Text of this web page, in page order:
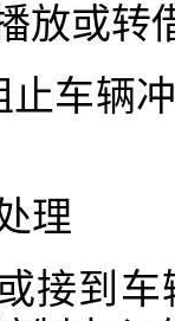
放或转
车辆
理
接到